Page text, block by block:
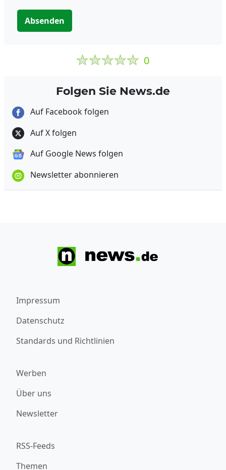
Absenden
0
Folgen Sie News.de
Auf Facebook folgen
Auf X folgen
Auf Google News folgen
Newsletter abonnieren
Impressum
Datenschutz
Standards und Richtlinien
Werben
Über uns
Newsletter
RSS-Feeds
Themen